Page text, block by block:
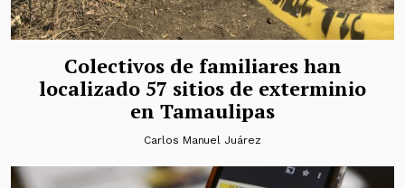
Colectivos de familiares han
localizado 57 sitios de exterminio
en Tamaulipas
Carlos Manuel Juárez